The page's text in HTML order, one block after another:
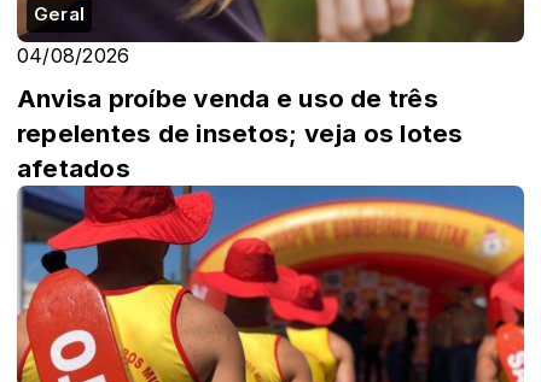
Geral
04/08/2026
Anvisa proíbe venda e uso de três
repelentes de insetos; veja os lotes
afetados